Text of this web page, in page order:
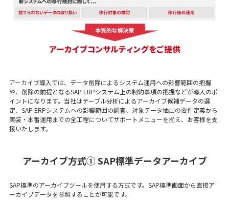
アーカイブ導入では、データ削除によるシステム運用への影響範囲の把握
や、削除の前提となるSAP ERPシステム上の制約事項の把握などが導入のポ
イントになります。当社はテーブル分析によるアーカイブ候補データの選
定、SAP ERPシステムへの影響範囲の調査、対象データ抽出の要件定義から
実装・本番運用までの全工程についてサポートメニューを揃え、お客様を支
援いたします。
アーカイブ方式① SAP標準データアーカイブ
SAP標準のアーカイブツールを使用する方式です。SAP標準画面から直接ア
ーカイブデータを参照することが可能です。